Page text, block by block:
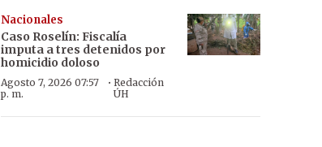
Nacionales
Caso Roselín: Fiscalía
imputa a tres detenidos por
homicidio doloso
Agosto 7, 2026 07:57
p. m.
· Redacción
ÚH